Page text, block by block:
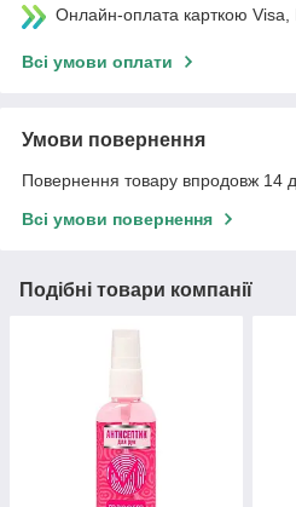
Онлайн-оплата карткою
Всі умови оплати
Умови повернення
Повернення товару впродовж 14
Всі умови повернення
Подібні товари компанії